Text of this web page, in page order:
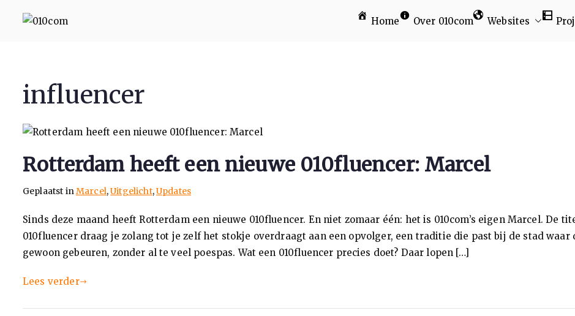
Home Over 010com Websites
influencer
Rotterdam heeft een nieuwe 010fluencer: Marcel
Geplaatst inMarcel,Uitgelicht,Updates
Sinds deze maand heeft Rotterdam een nieuwe 010fluencer. En niet zomaar één: het is 010com’s eigen Marcel. De
010fluencer draag je zolang tot je zelf het stokje overdraagt aan een opvolger, een traditie die past bij de stad waar
gewoon gebeuren, zonder al te veel poespas. Wat een 010fluencer precies doet? Daar lopen […]
Lees verder